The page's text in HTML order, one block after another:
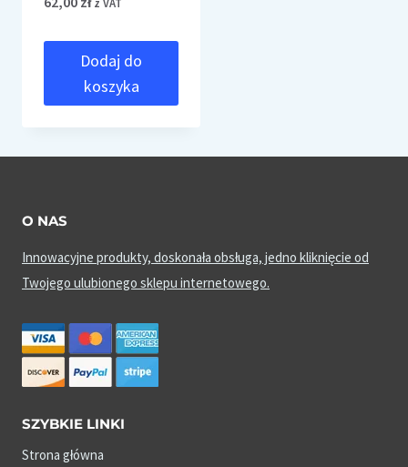
Dodaj do
koszyka
O NAS
Innowacyjne produkty, doskonała obsługa, jedno kliknięcie od
Twojego ulubionego sklepu internetowego.
SZYBKIE LINKI
Strona główna